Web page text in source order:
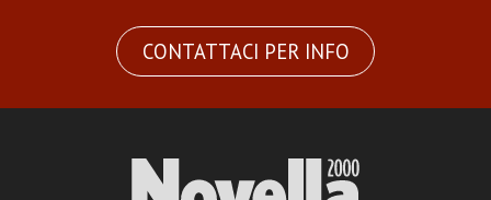
CONTATTACI PER INFO